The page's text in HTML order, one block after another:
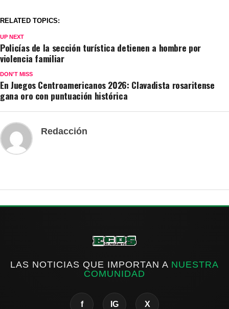
RELATED TOPICS:
UP NEXT
Policías de la sección turística detienen a hombre por
violencia familiar
DON'T MISS
En Juegos Centroamericanos 2026: Clavadista rosaritense
gana oro con puntuación histórica
Redacción
LAS NOTICIAS QUE IMPORTAN A NUESTRA
COMUNIDAD
f IG X